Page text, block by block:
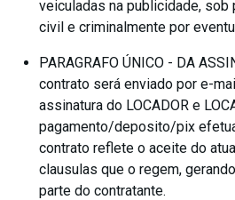
veiculadas na publicidade, sob
civil e criminalmente por
PARAGRAFO ÚNICO - DA
contrato será enviado por e-
assinatura do LOCADOR e
pagamento/deposito/pix
contrato reflete o aceite do
clausulas que o regem,
parte do contratante.